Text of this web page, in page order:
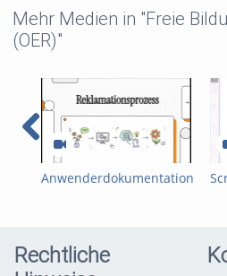
Mehr Medien in "Freie
(OER)"
Anwenderdokumentation
Rechtliche